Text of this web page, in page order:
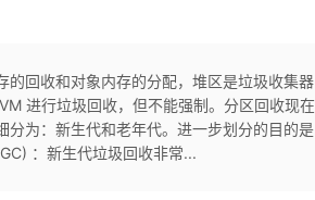
的回收和对象内存的分配，堆区是垃圾收集器
进行垃圾回收，但不能强制。分区回收现在
为：新生代和老年代。进一步划分的目的是
：新生代垃圾回收非常...